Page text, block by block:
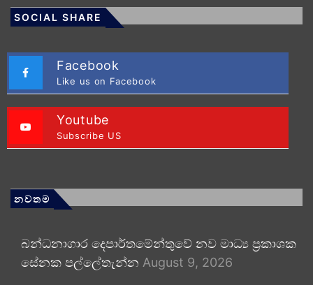
SOCIAL SHARE
Facebook
Like us on Facebook
Youtube
Subscribe US
නවතම
බන්ධනාගාර දෙපාර්තමේන්තුවේ නව මාධ්‍ය ප්‍රකාශක
සේනක පල්ලේතැන්න August 9, 2026